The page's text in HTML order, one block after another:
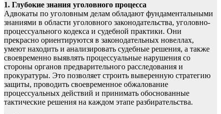
1. Глубокие знания уголовного процесса
Адвокаты по уголовным делам обладают фундаментальными
знаниями в области уголовного законодательства, уголовно-
процессуального кодекса и судебной практики. Они
прекрасно ориентируются в законодательных новеллах,
умеют находить и анализировать судебные решения, а также
своевременно выявлять процессуальные нарушения со
стороны органов предварительного расследования и
прокуратуры. Это позволяет строить выверенную стратегию
защиты, проводить своевременное обжалование
процессуальных действий и принимать обоснованные
тактические решения на каждом этапе разбирательства.